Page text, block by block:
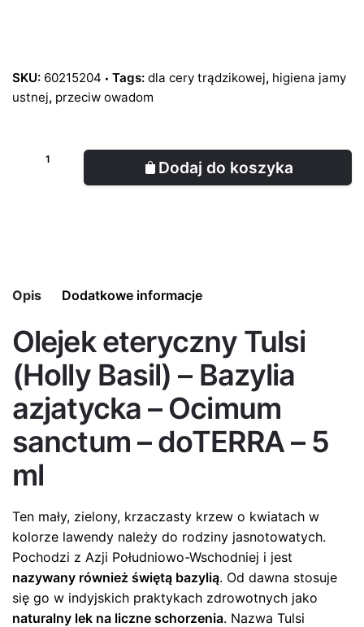
SKU: 60215204 Tags: dla cery trądzikowej, higiena jamy
ustnej, przeciw owadom
Dodaj do koszyka
Opis Dodatkowe informacje
Olejek eteryczny Tulsi
(Holly Basil) – Bazylia
azjatycka – Ocimum
sanctum – doTERRA – 5
ml
Ten mały, zielony, krzaczasty krzew o kwiatach w
kolorze lawendy należy do rodziny jasnotowatych.
Pochodzi z Azji Południowo-Wschodniej i jest
nazywany również świętą bazylią. Od dawna stosuje
się go w indyjskich praktykach zdrowotnych jako
naturalny lek na liczne schorzenia. Nazwa Tulsi
Pojemność 5 ml